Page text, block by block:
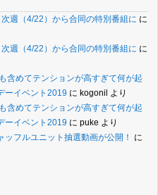
週（4/22）から合同の特別番組に に
週（4/22）から合同の特別番組に に
含めてテンションが高すぎて何が起
ーイベント2019 に kogonil より
含めてテンションが高すぎて何が起
ーイベント2019 に puke より
フルユニット抽選動画が公開！
に